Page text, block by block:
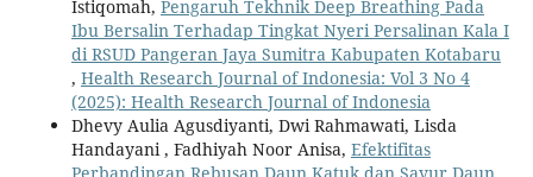
Istiqomah, Pengaruh Tekhnik Deep Breathing Pada
Ibu Bersalin Terhadap Tingkat Nyeri Persalinan Kala I
di RSUD Pangeran Jaya Sumitra Kabupaten Kotabaru
, Health Research Journal of Indonesia: Vol 3 No 4
(2025): Health Research Journal of Indonesia
Dhevy Aulia Agusdiyanti, Dwi Rahmawati, Lisda
Handayani , Fadhiyah Noor Anisa, Efektifitas